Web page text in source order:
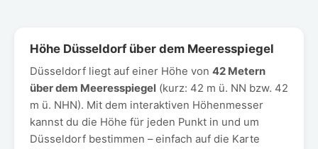
Höhe Düsseldorf über dem Meeresspiegel
Düsseldorf liegt auf einer Höhe von 42 Metern
über dem Meeresspiegel (kurz: 42 m ü. NN bzw. 42
m ü. NHN). Mit dem interaktiven Höhenmesser
kannst du die Höhe für jeden Punkt in und um
Düsseldorf bestimmen – einfach auf die Karte